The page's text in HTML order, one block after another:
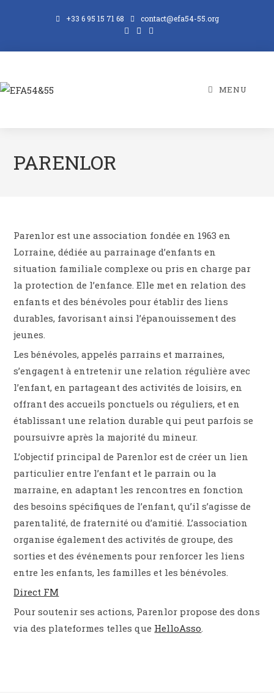
+33 6 95 15 71 68 contact@efa54-55.org
MENU
PARENLOR
Parenlor est une association fondée en 1963 en
Lorraine, dédiée au parrainage d’enfants en
situation familiale complexe ou pris en charge par
la protection de l’enfance. Elle met en relation des
enfants et des bénévoles pour établir des liens
durables, favorisant ainsi l’épanouissement des
jeunes.
Les bénévoles, appelés parrains et marraines,
s’engagent à entretenir une relation régulière avec
l’enfant, en partageant des activités de loisirs, en
offrant des accueils ponctuels ou réguliers, et en
établissant une relation durable qui peut parfois se
poursuivre après la majorité du mineur.
L’objectif principal de Parenlor est de créer un lien
particulier entre l’enfant et le parrain ou la
marraine, en adaptant les rencontres en fonction
des besoins spécifiques de l’enfant, qu’il s’agisse de
parentalité, de fraternité ou d’amitié. L’association
organise également des activités de groupe, des
sorties et des événements pour renforcer les liens
entre les enfants, les familles et les bénévoles.
Direct FM
Pour soutenir ses actions, Parenlor propose des dons
via des plateformes telles que HelloAsso.